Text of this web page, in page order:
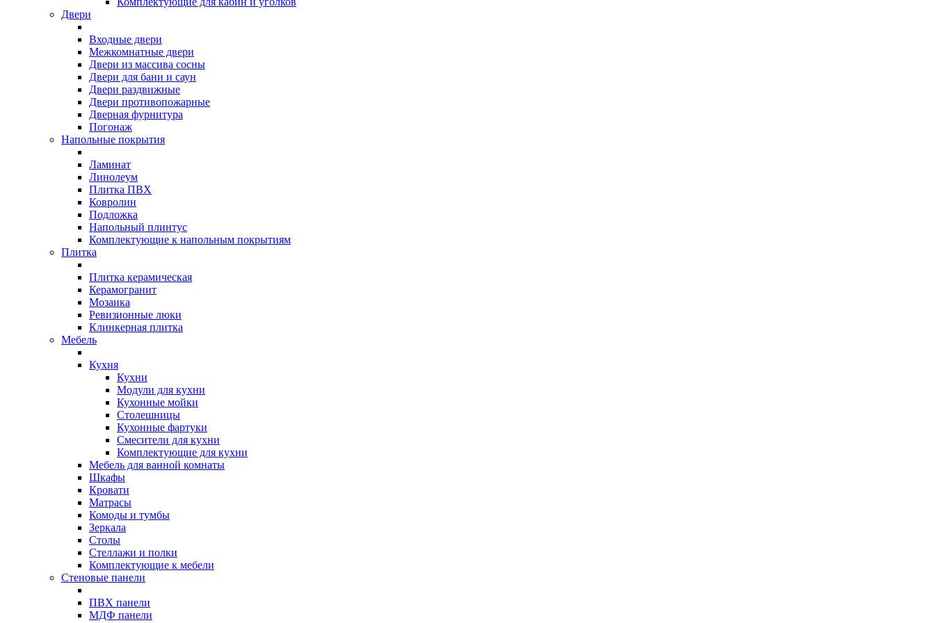
Двери
Входные двери
Межкомнатные двери
Двери из массива сосны
Двери для бани и саун
Двери раздвижные
Двери противопожарные
Дверная фурнитура
Погонаж
Напольные покрытия
Ламинат
Линолеум
Плитка ПВХ
Ковролин
Подложка
Напольный плинтус
Комплектующие к напольным покрытиям
Плитка
Плитка керамическая
Керамогранит
Мозаика
Ревизионные люки
Клинкерная плитка
Мебель
Кухня
Кухни
Модули для кухни
Кухонные мойки
Столешницы
Кухонные фартуки
Смесители для кухни
Комплектующие для кухни
Мебель для ванной комнаты
Шкафы
Кровати
Матрасы
Комоды и тумбы
Зеркала
Столы
Стеллажи и полки
Комплектующие к мебели
Стеновые панели
ПВХ панели
МДФ панели